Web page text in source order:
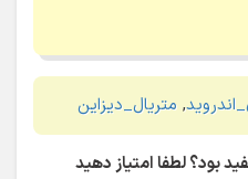
, متریال_دیزاین
بود؟ لطفا امتیاز دهید